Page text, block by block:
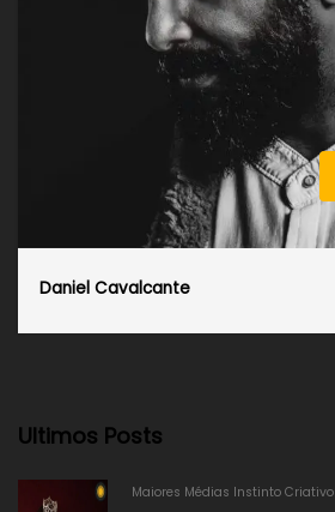
Daniel Cavalcante
Ultimos Posts
Maiores Médias Instinto Criativo